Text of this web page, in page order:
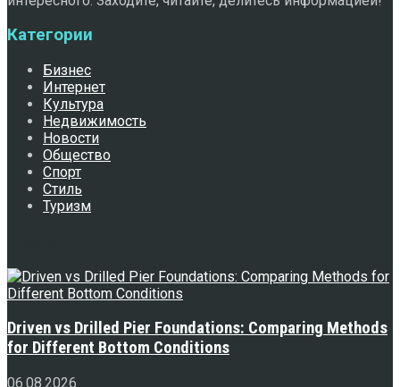
Категории
Бизнес
Интернет
Культура
Недвижимость
Новости
Общество
Спорт
Стиль
Туризм
Driven vs Drilled Pier Foundations: Comparing Methods
for Different Bottom Conditions
06.08.2026